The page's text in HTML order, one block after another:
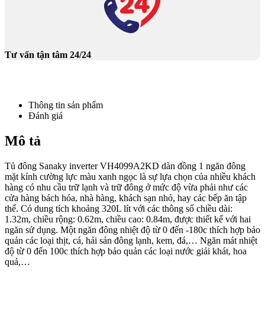
Tư vấn tận tâm 24/24
Thông tin sản phẩm
Đánh giá
Mô tả
Tủ đông Sanaky inverter VH4099A2KD dàn đồng 1 ngăn đông
mặt kính cường lực màu xanh ngọc là sự lựa chọn của nhiều khách
hàng có nhu cầu trữ lạnh và trữ đông ở mức độ vừa phải như các
cửa hàng bách hóa, nhà hàng, khách sạn nhỏ, hay các bếp ăn tập
thể. Có dung tích khoảng 320L lít với các thông số chiều dài:
1.32m, chiều rộng: 0.62m, chiều cao: 0.84m, được thiết kế với hai
ngăn sử dụng. Một ngăn đông nhiệt độ từ 0 đến -180c thích hợp bảo
quản các loại thịt, cá, hải sản đông lạnh, kem, đá,… Ngăn mát nhiệt
độ từ 0 đến 100c thích hợp bảo quản các loại nước giải khát, hoa
quả,…